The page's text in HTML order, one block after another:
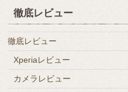
徹底レビュー
徹底レビュー
Xperiaレビュー
カメラレビュー